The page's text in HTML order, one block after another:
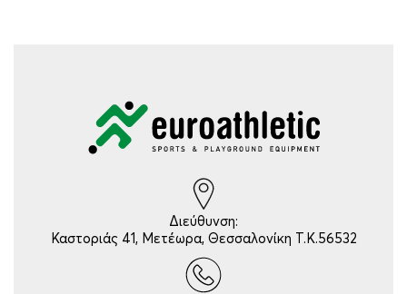
Διεύθυνση:
Καστοριάς 41, Μετέωρα, Θεσσαλονίκη Τ.Κ.56532